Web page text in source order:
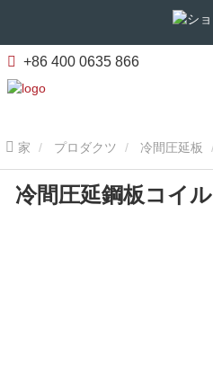
+86 400 0635 866
家 プロダクツ 冷間圧延板
冷間圧延鋼板コイル